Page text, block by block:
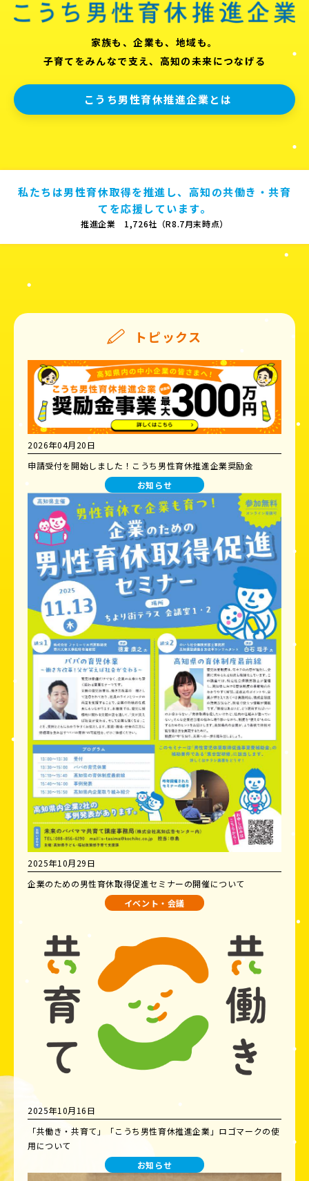
家族も、企業も、地域も。
子育てをみんなで支え、高知の未来につなげる
こうち男性育休推進企業とは
私たちは男性育休取得を推進し、高知の共働き・共育
てを応援しています。
推進企業 1,726社（R8.7月末時点）
トピックス
2026年04月20日
申請受付を開始しました！こうち男性育休推進企業奨励金
お知らせ
2025年10月29日
企業のための男性育休取得促進セミナーの開催について
イベント・会議
2025年10月16日
「共働き・共育て」「こうち男性育休推進企業」ロゴマークの使
用について
お知らせ